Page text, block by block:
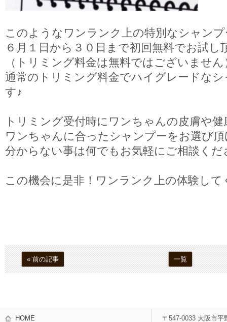
このようなワンランク上の特別なシャン
６月１日から３０日まで初回無料でお試し
（トリミング料金は無料ではございません
通常のトリミング料金でハイグレードな
す♪
トリミング受付時にワンちゃんの皮膚や
ワンちゃんに合ったシャンプーをお選び
分からない事は何でもお気軽にご相談くだ
この機会に是非！ワンランク上の体験して
« 前の記事 一覧
HOME 〒547-0033 大阪市平